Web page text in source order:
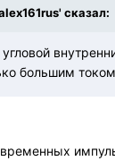
сказал:
угловой
большим